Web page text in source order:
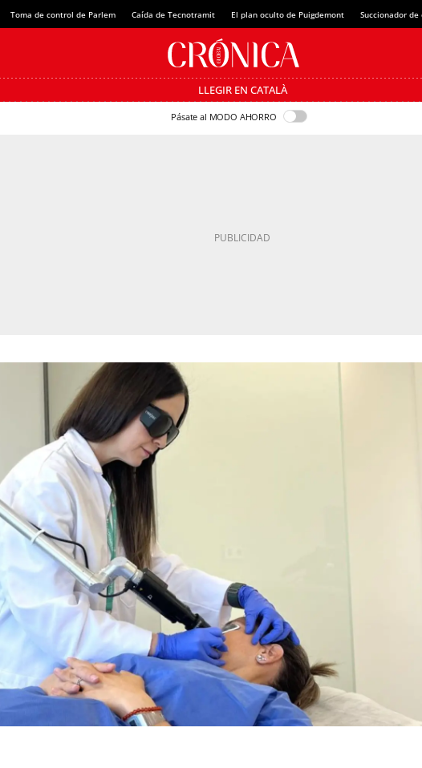
Toma de control de Parlem Caída de Tecnotramit El plan oculto de Puigdemont Succionador
LLEGIR EN CATALÀ
Pásate al MODO AHORRO